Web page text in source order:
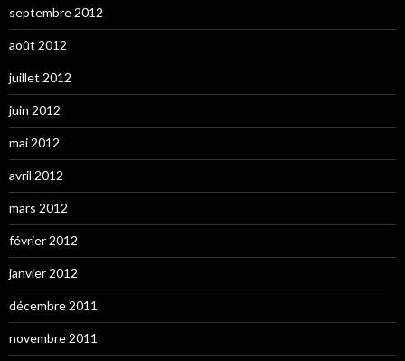
septembre 2012
août 2012
juillet 2012
juin 2012
mai 2012
avril 2012
mars 2012
février 2012
janvier 2012
décembre 2011
novembre 2011